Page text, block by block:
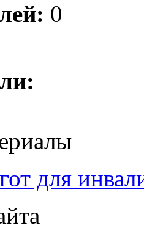
0
для